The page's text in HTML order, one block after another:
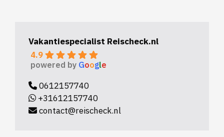
Vakantiespecialist Reischeck.nl
4.9
powered by Google
0612157740
+31612157740
contact@reischeck.nl